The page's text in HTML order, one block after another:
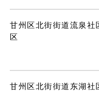
甘州区北街街道流泉社
区
甘州区北街街道东湖社